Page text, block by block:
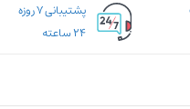
پشتیبانی ۷ روزه
۲۴ ساعته